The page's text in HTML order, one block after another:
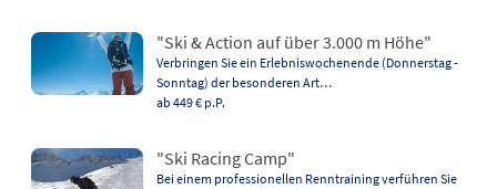
"Ski & Action auf über 3.000 m Höhe"
Verbringen Sie ein Erlebniswochenende (Donnerstag -
Sonntag) der besonderen Art…
ab 449 € p.P.
"Ski Racing Camp"
Bei einem professionellen Renntraining verführen Sie